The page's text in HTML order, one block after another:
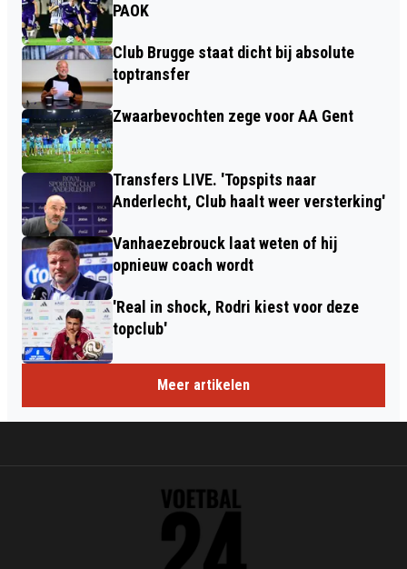
PAOK
Club Brugge staat dicht bij absolute
toptransfer
Zwaarbevochten zege voor AA Gent
Transfers LIVE. 'Topspits naar
Anderlecht, Club haalt weer versterking'
Vanhaezebrouck laat weten of hij
opnieuw coach wordt
'Real in shock, Rodri kiest voor deze
topclub'
Meer artikelen